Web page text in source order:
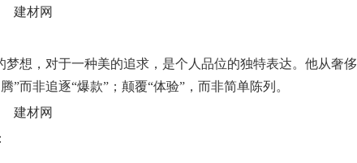
想，对于一种美的追求，是个人品位的独特表达。他从奢侈
”而非追逐“爆款”；颠覆“体验”，而非简单陈列。